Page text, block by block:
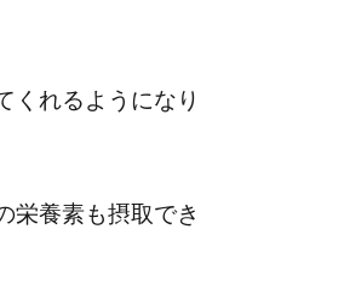
くれるようになり
栄養素も摂取でき